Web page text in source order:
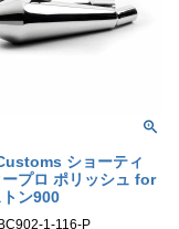
ショーティ
プロ ポリッシュ for
ン900
BC902-1-116-P